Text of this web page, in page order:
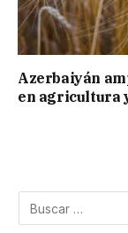
Azerbaiyán
en agricultura